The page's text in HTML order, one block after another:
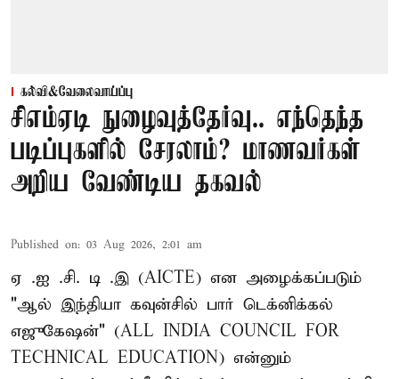
கல்வி&வேலைவாய்ப்பு
சிஎம்ஏடி நுழைவுத்தேர்வு.. எந்தெந்த
படிப்புகளில் சேரலாம்? மாணவர்கள்
அறிய வேண்டிய தகவல்
Published on: 03 Aug 2026, 2:01 am
ஏ .ஐ .சி. டி .இ (AICTE) என அழைக்கப்படும்
"ஆல் இந்தியா கவுன்சில் பார் டெக்னிக்கல்
எஜுகேஷன்" (ALL INDIA COUNCIL FOR
TECHNICAL EDUCATION) என்னும்